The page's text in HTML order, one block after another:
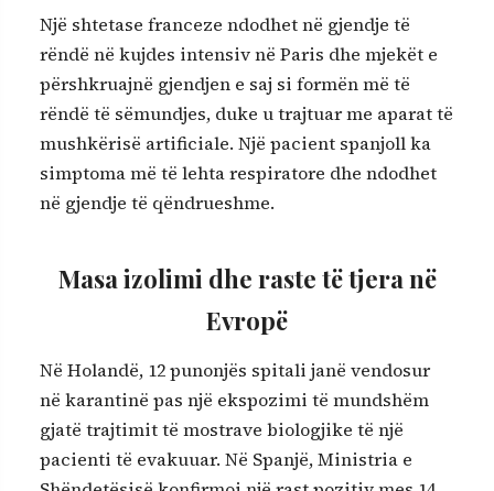
Një shtetase franceze ndodhet në gjendje të
rëndë në kujdes intensiv në Paris dhe mjekët e
përshkruajnë gjendjen e saj si formën më të
rëndë të sëmundjes, duke u trajtuar me aparat të
mushkërisë artificiale. Një pacient spanjoll ka
simptoma më të lehta respiratore dhe ndodhet
në gjendje të qëndrueshme.
Masa izolimi dhe raste të tjera në
Evropë
Në Holandë, 12 punonjës spitali janë vendosur
në karantinë pas një ekspozimi të mundshëm
gjatë trajtimit të mostrave biologjike të një
pacienti të evakuuar. Në Spanjë, Ministria e